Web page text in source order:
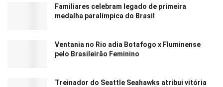
Familiares celebram legado de primeira
medalha paralímpica do Brasil
Ventania no Rio adia Botafogo x Fluminense
pelo Brasileirão Feminino
Treinador do Seattle Seahawks atribui vitória